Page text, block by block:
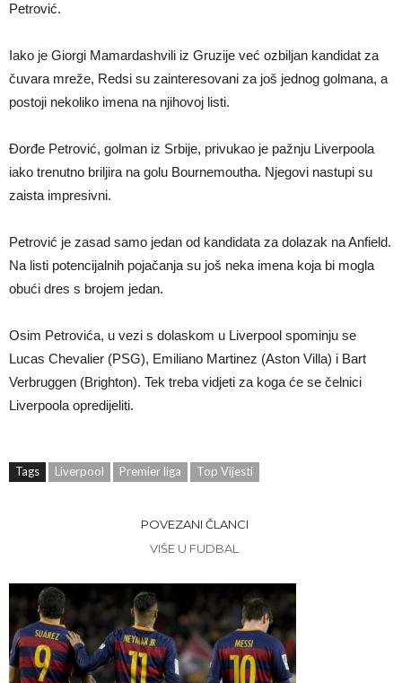
Petrović.
Iako je Giorgi Mamardashvili iz Gruzije već ozbiljan kandidat za
čuvara mreže, Redsi su zainteresovani za još jednog golmana, a
postoji nekoliko imena na njihovoj listi.
Đorđe Petrović, golman iz Srbije, privukao je pažnju Liverpoola
iako trenutno briljira na golu Bournemoutha. Njegovi nastupi su
zaista impresivni.
Petrović je zasad samo jedan od kandidata za dolazak na Anfield.
Na listi potencijalnih pojačanja su još neka imena koja bi mogla
obući dres s brojem jedan.
Osim Petrovića, u vezi s dolaskom u Liverpool spominju se
Lucas Chevalier (PSG), Emiliano Martinez (Aston Villa) i Bart
Verbruggen (Brighton). Tek treba vidjeti za koga će se čelnici
Liverpoola opredijeliti.
Tags Liverpool Premier liga Top Vijesti
POVEZANI ČLANCI
VIŠE U FUDBAL